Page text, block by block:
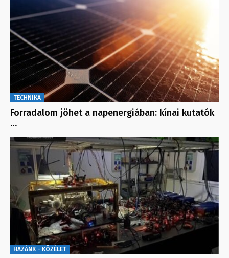
TECHNIKA
Forradalom jöhet a napenergiában: kínai kutatók
…
HAZÁNK - KÖZÉLET